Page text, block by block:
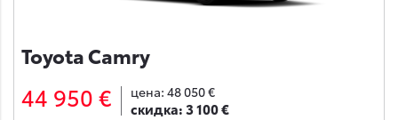
Toyota Camry
44 950 € цена: 48 050 €
скидка:3 100 €